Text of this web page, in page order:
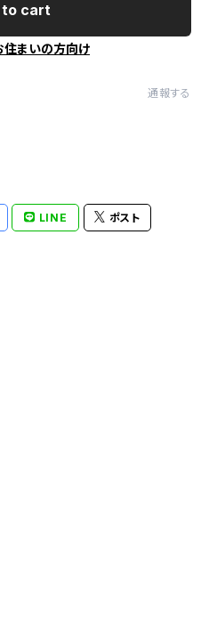
to cart
住まいの方向け
通報する
LINE ポスト